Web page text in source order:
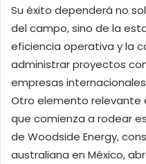
Su éxito dependerá no
del campo, sino de la
eficiencia operativa y la
administrar proyectos
empresas
Otro elemento relevante
que comienza a rodear
de Woodside Energy,
australiana en México,